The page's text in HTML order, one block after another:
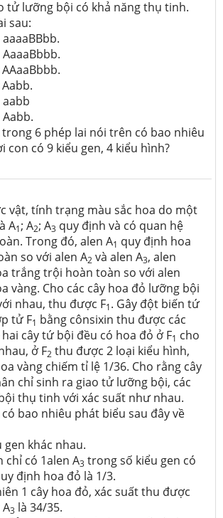
tử lưỡng bội có khả năng thụ tinh.
sau:
aabb
Aabb.
6 phép lai nói trên có bao nhiêu
con có 9 kiểu gen, 4 kiểu hình?
vật, tính trạng màu sắc hoa do một
A1; A2; A3 quy định và có quan hệ
Trong đó, alen A1 quy định hoa
so với alen A2 và alen A3, alen
trắng trội hoàn toàn so với alen
vàng. Cho các cây hoa đỏ lưỡng bội
nhau, thu được F1. Gây đột biến tứ
tử F1 bằng cônsixin thu được các
cây tứ bội đều có hoa đỏ ở F1 cho
ở F2 thu được 2 loại kiểu hình,
vàng chiếm tỉ lệ 1/36. Cho rằng cây
chỉ sinh ra giao tử lưỡng bội, các
thụ tinh với xác suất như nhau.
bao nhiêu phát biểu sau đây về
gen khác nhau.
chỉ có 1alen A3 trong số kiểu gen có
định hoa đỏ là 1/3.
1 cây hoa đỏ, xác suất thu được
3 là 34/35.